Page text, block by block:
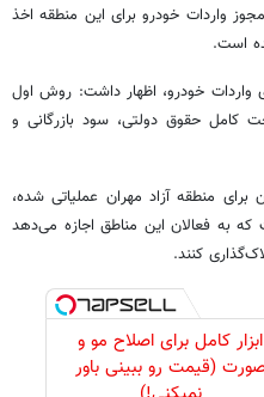
واردات خودرو برای این منطقه اخذ
است.
واردات خودرو، اظهار داشت: روش اول
کامل حقوق دولتی، سود بازرگانی و
منطقه آزاد مهران عملیاتی شده،
که به فعالان این مناطق اجازه می‌دهد
کنند.
ابزار کامل برای اصلاح مو و
(قیمت رو ببینی باور